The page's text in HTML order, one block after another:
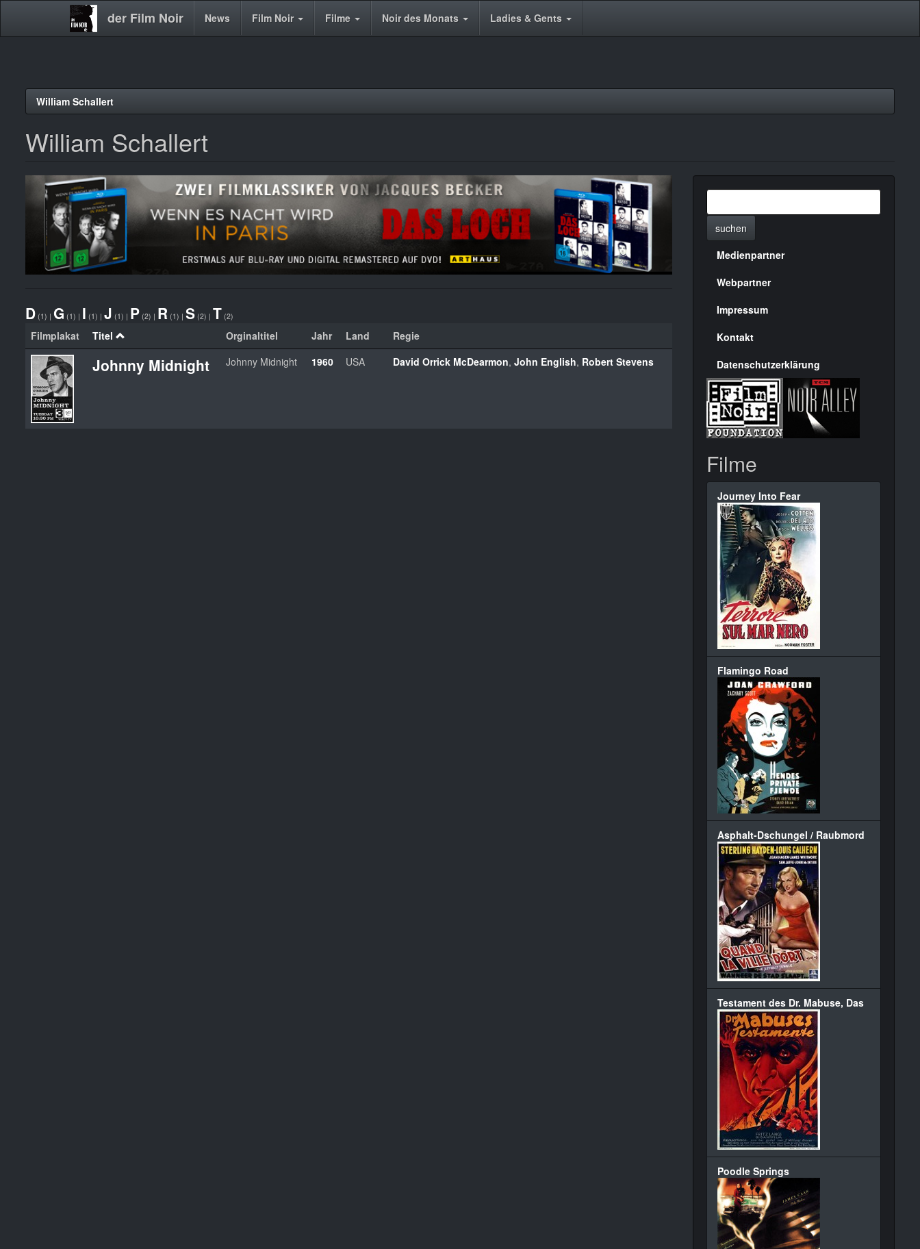
der Film Noir
Main News Film Noir Filme Noir des Monats Ladies & Gents
William Schallert
William Schallert
D (1) | G (1) | I (1) | J (1) | P (2) | R (1) | S (2) | T (2)
Filmplakat Titel Orginaltitel Jahr Land Regie
Johnny Midnight Johnny Midnight 1960 USA David Orrick McDearmon, John English, Robert Stevens
suchen
Menülinks
rechte
Seite
Medienpartner
Webpartner
Impressum
Kontakt
Datenschutzerklärung
Filme
Journey Into Fear
Flamingo Road
Asphalt-Dschungel / Raubmord
Testament des Dr. Mabuse, Das
Poodle Springs